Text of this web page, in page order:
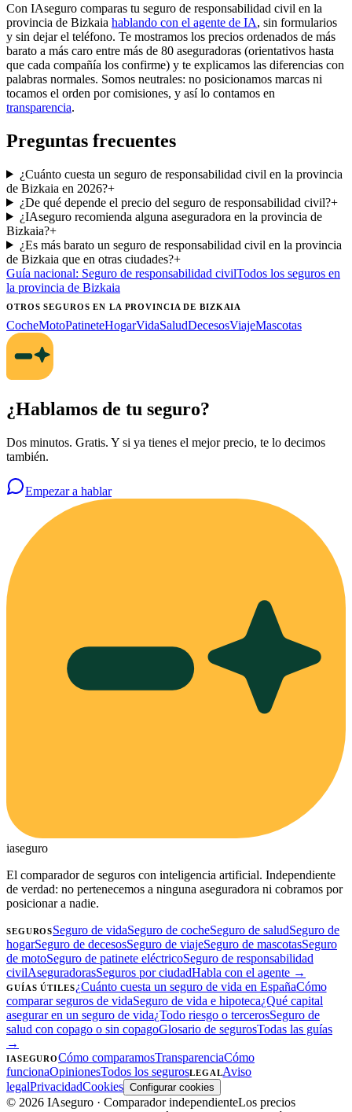
Con IAseguro comparas tu seguro de responsabilidad civil en la
provincia de Bizkaia hablando con el agente de IA, sin formularios
y sin dejar el teléfono. Te mostramos los precios ordenados de más
barato a más caro entre más de 80 aseguradoras (orientativos hasta
que cada compañía los confirme) y te explicamos las diferencias con
palabras normales. Somos neutrales: no posicionamos marcas ni
tocamos el orden por comisiones, y así lo contamos en
transparencia.
Preguntas frecuentes
¿Cuánto cuesta un seguro de responsabilidad civil en la provincia
de Bizkaia en 2026?+
¿De qué depende el precio del seguro de responsabilidad civil?+
¿IAseguro recomienda alguna aseguradora en la provincia de
Bizkaia?+
¿Es más barato un seguro de responsabilidad civil en la provincia
de Bizkaia que en otras ciudades?+
Guía nacional: Seguro de responsabilidad civilTodos los seguros en
la provincia de Bizkaia
OTROS SEGUROSEN LA PROVINCIA DE BIZKAIA
CocheMotoPatineteHogarVidaSaludDecesosViajeMascotas
¿Hablamos de tu seguro?
Dos minutos. Gratis. Y si ya tienes el mejor precio, te lo decimos
también.
Empezar a hablar
iaseguro
El comparador de seguros con inteligencia artificial. Independiente
de verdad: no pertenecemos a ninguna aseguradora ni cobramos por
posicionar a nadie.
SEGUROSSeguro de vidaSeguro de cocheSeguro de saludSeguro de
hogarSeguro de decesosSeguro de viajeSeguro de mascotasSeguro
de motoSeguro de patinete eléctricoSeguro de responsabilidad
civilAseguradorasSeguros por ciudadHabla con el agente →
GUÍAS ÚTILES¿Cuánto cuesta un seguro de vida en EspañaCómo
comparar seguros de vidaSeguro de vida e hipoteca¿Qué capital
asegurar en un seguro de vida¿Todo riesgo o tercerosSeguro de
salud con copago o sin copagoGlosario de segurosTodas las guías
→
IASEGUROCómo comparamosTransparenciaCómo
funcionaOpinionesTodos los segurosLEGALAviso
legalPrivacidadCookies Configurar cookies
© 2026 IAseguro · Comparador independienteLos precios